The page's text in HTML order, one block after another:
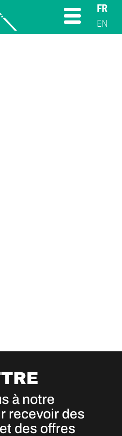
FR
EN
à notre
recevoir des
des offres